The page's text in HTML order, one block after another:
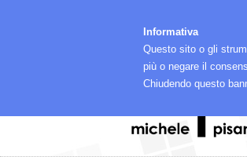
Informativa
Questo sito o gli
più o negare il
Chiudendo questo